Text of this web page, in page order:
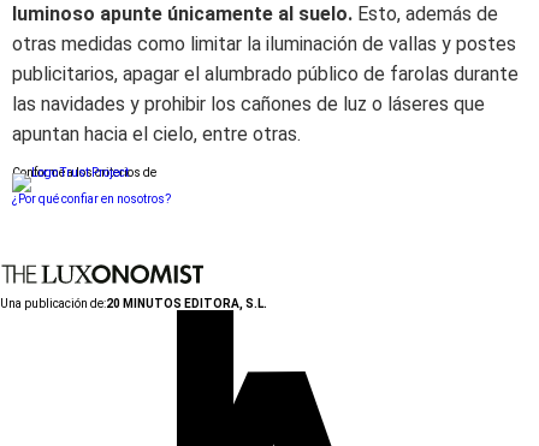
luminoso apunte únicamente al suelo. Esto, además de
otras medidas como limitar la iluminación de vallas y postes
publicitarios, apagar el alumbrado público de farolas durante
las navidades y prohibir los cañones de luz o láseres que
apuntan hacia el cielo, entre otras.
Conforme a los criterios de
¿Por qué confiar en nosotros?
Una publicación de:20 MINUTOS EDITORA, S.L.